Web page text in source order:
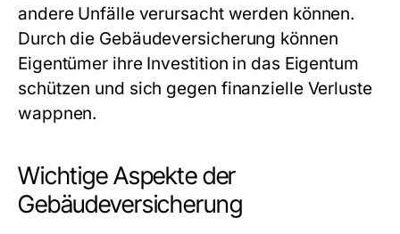
andere Unfälle verursacht werden können.
Durch die Gebäudeversicherung können
Eigentümer ihre Investition in das Eigentum
schützen und sich gegen finanzielle Verluste
wappnen.
Wichtige Aspekte der
Gebäudeversicherung